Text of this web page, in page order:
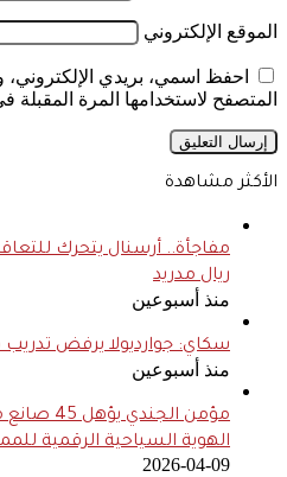
الموقع الإلكتروني
احفظ اسمي، بريدي الإلكتروني،
المتصفح لاستخدامها المرة المقبلة
الأكثر مشاهدة
مفاجأة.. أرسنال يتحرك
ريال مدريد
منذ أسبوعين
سكاي: جوارديولا يرفض تدريب
منذ أسبوعين
مؤمن
الهوية السياحية الرقمية
2026-04-09